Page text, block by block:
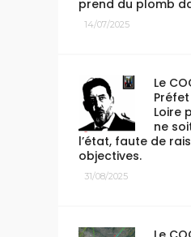
prend du plomb
14/07/2025
Le
Loire
ne
l’état, faute de
objectives.
31/08/2025